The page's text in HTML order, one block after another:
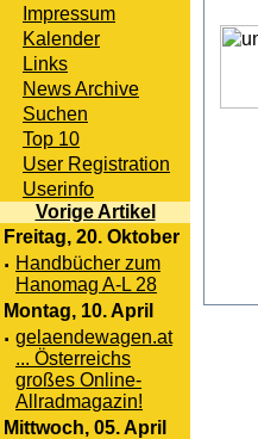
Impressum
Kalender
Links
News Archive
Suchen
Top 10
User Registration
Userinfo
Vorige Artikel
Freitag, 20. Oktober
· Handbücher zum
Hanomag A-L 28
Montag, 10. April
· gelaendewagen.at
... Österreichs
großes Online-
Allradmagazin!
Mittwoch, 05. April